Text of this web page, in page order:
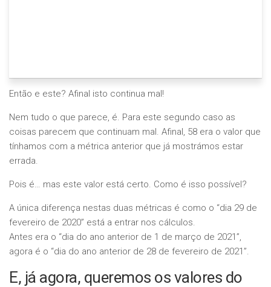
Então e este? Afinal isto continua mal!
Nem tudo o que parece, é. Para este segundo caso as
coisas parecem que continuam mal. Afinal, 58 era o valor que
tínhamos com a métrica anterior que já mostrámos estar
errada.
Pois é… mas este valor está certo. Como é isso possível?
A única diferença nestas duas métricas é como o “dia 29 de
fevereiro de 2020” está a entrar nos cálculos.
Antes era o “dia do ano anterior de 1 de março de 2021”,
agora é o “dia do ano anterior de 28 de fevereiro de 2021”.
E, já agora, queremos os valores do